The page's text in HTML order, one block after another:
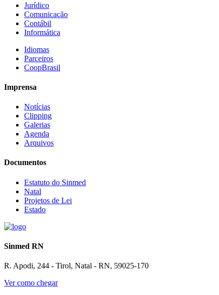
Jurídico
Comunicação
Contábil
Informática
Idiomas
Parceiros
CoopBrasil
Imprensa
Notícias
Clipping
Galerias
Agenda
Arquivos
Documentos
Estatuto do Sinmed
Natal
Projetos de Lei
Estado
Sinmed RN
R. Apodi, 244 - Tirol, Natal - RN, 59025-170
Ver como chegar